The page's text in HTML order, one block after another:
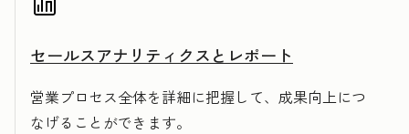
セールスアナリティクスとレポート
営業プロセス全体を詳細に把握して、成果向上につ
なげることができます。